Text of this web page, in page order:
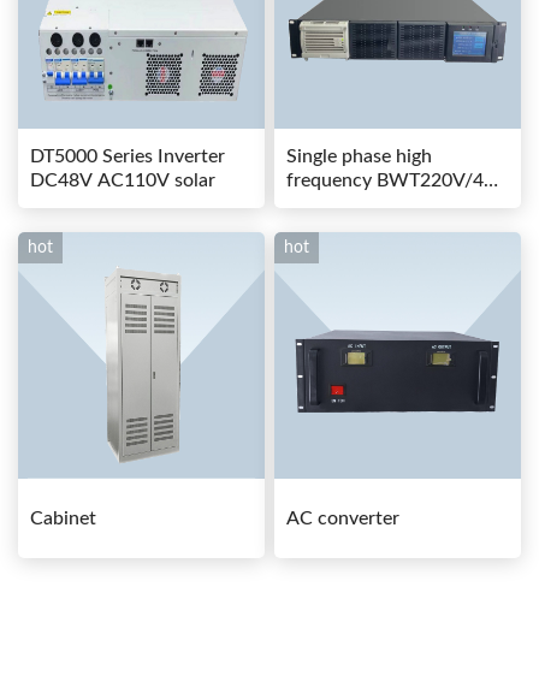
DT5000 Series Inverter
DC48V AC110V solar
Single phase high
frequency BWT220V/48-
80AS switching power
hot
Cabinet
hot
AC converter